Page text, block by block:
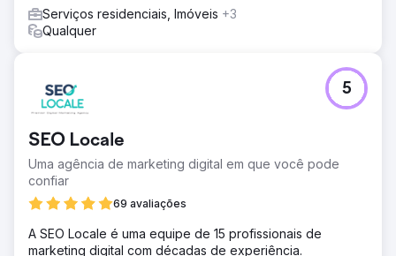
Resultado
O site de reservas focado em viagens alcançou melhores
melhorias levaram a um CPA mais baixo e a uma maior
retenção de clientes, com as classificações orgânicas
continuando a subir.
Ir para a página da agência
Serviços residenciais, Imóveis +3
Qualquer
SEO Locale
Uma agência de marketing digital em que você pode
confiar
69 avaliações
5
A SEO Locale é uma equipe de 15 profissionais de
marketing digital com décadas de experiência.